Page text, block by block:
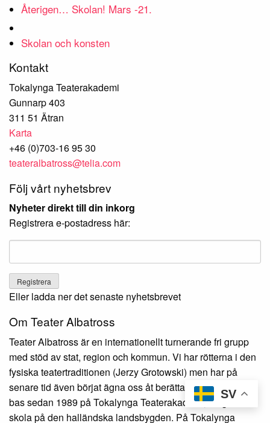
Återigen… Skolan! Mars -21.
Skolan och konsten
Kontakt
Tokalynga Teaterakademi
Gunnarp 403
311 51 Ätran
Karta
+46 (0)703-16 95 30
teateralbatross@telia.com
Följ vårt nyhetsbrev
Nyheter direkt till din inkorg
Registrera e-postadress här:
Eller ladda ner det senaste nyhetsbrevet
Om Teater Albatross
Teater Albatross är en internationellt turnerande fri grupp
med stöd av stat, region och kommun. Vi har rötterna i den
fysiska teatertraditionen (Jerzy Grotowski) men har på
senare tid även börjat ägna oss åt berättarteater. Vi har vår
bas sedan 1989 på Tokalynga Teaterakademi, en gammal
skola på den halländska landsbygden. På Tokalynga
SV